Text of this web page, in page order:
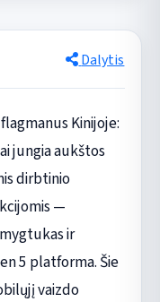
Dalytis
Kinijoje:
jungia aukštos
dirbtinio
—
ir
5 platforma. Šie
vaizdo